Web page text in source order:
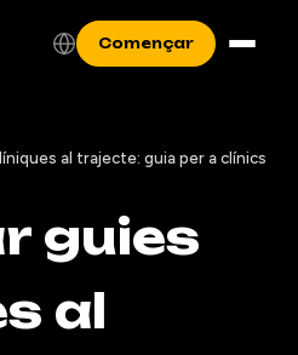
Començar
al trajecte: guia per a clínics
guies
al